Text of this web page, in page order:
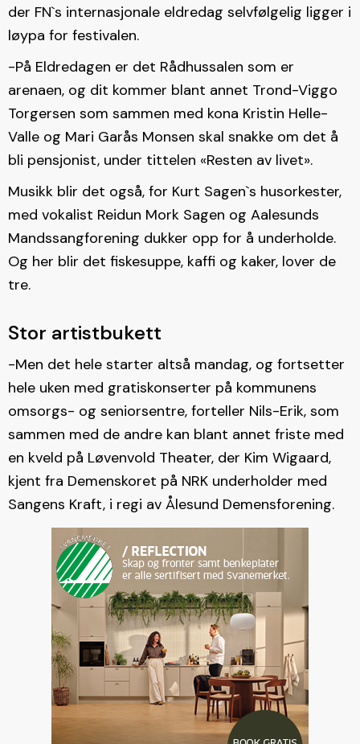
der FN`s internasjonale eldredag selvfølgelig ligger i
løypa for festivalen.
-På Eldredagen er det Rådhussalen som er
arenaen, og dit kommer blant annet Trond-Viggo
Torgersen som sammen med kona Kristin Helle-
Valle og Mari Garås Monsen skal snakke om det å
bli pensjonist, under tittelen «Resten av livet».
Musikk blir det også, for Kurt Sagen`s husorkester,
med vokalist Reidun Mork Sagen og Aalesunds
Mandssangforening dukker opp for å underholde.
Og her blir det fiskesuppe, kaffi og kaker, lover de
tre.
Stor artistbukett
-Men det hele starter altså mandag, og fortsetter
hele uken med gratiskonserter på kommunens
omsorgs- og seniorsentre, forteller Nils-Erik, som
sammen med de andre kan blant annet friste med
en kveld på Løvenvold Theater, der Kim Wigaard,
kjent fra Demenskoret på NRK underholder med
Sangens Kraft, i regi av Ålesund Demensforening.